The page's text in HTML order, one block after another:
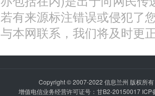
若有来源标注错误或侵犯了
与本网联系，我们将及时更
Copyright © 2007-2022 信息兰州 版权所
增值电信业务经营许可证号：甘B2-20150017 ICP